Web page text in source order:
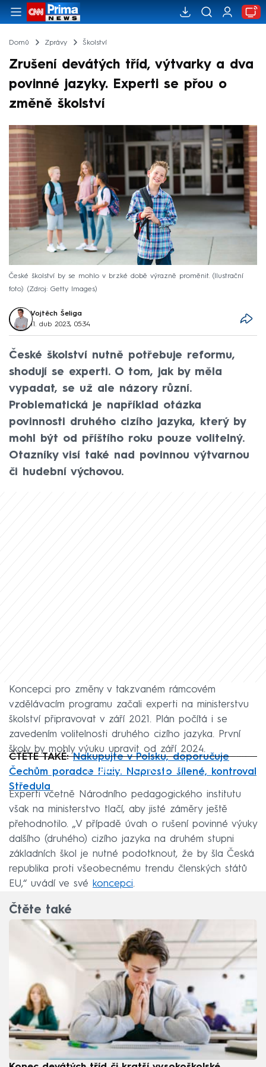
Domů Zprávy Školství
Zrušení devátých tříd, výtvarky a dva
povinné jazyky. Experti se přou o
změně školství
České školství by se mohlo v brzké době výrazně proměnit. (Ilustrační
foto)
Zdroj: Getty Images
Vojtěch Šeliga
11. dub 2023, 05:34
České školství nutně potřebuje reformu,
shodují se experti. O tom, jak by měla
vypadat, se už ale názory různí.
Problematická je například otázka
povinnosti druhého cizího jazyka, který by
mohl být od příštího roku pouze volitelný.
Otazníky visí také nad povinnou výtvarnou
či hudební výchovou.
Koncepci pro změny v takzvaném rámcovém
vzdělávacím programu začali experti na ministerstvu
školství připravovat v září 2021. Plán počítá i se
zavedením volitelnosti druhého cizího jazyka. První
školy by mohly výuku upravit od září 2024.
Failed to fetch
ČTĚTE TAKÉ:Nakupujte v Polsku, doporučuje
Čechům poradce Fialy. Naprosto šílené, kontroval
Středula
Experti včetně Národního pedagogického institutu
však na ministerstvo tlačí, aby jisté záměry ještě
přehodnotilo. „V případě úvah o rušení povinné výuky
dalšího (druhého) cizího jazyka na druhém stupni
základních škol je nutné podotknout, že by šla Česká
republika proti všeobecnému trendu členských států
EU,“ uvádí ve své koncepci.
Čtěte také